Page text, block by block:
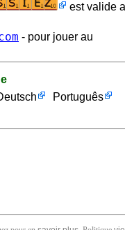
est valide
- pour jouer au
Português